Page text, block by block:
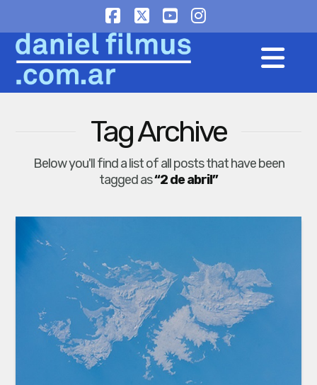
Facebook
X YouTube
Instagram
Tag Archive
Below you'll find a list of all posts that have been
tagged as“2 de abril”